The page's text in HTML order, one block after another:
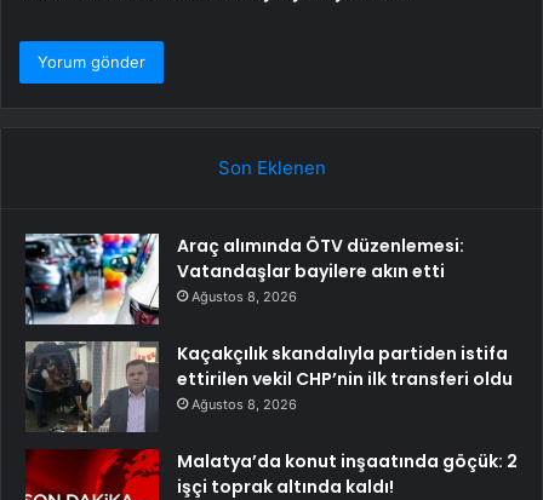
Son Eklenen
Araç alımında ÖTV düzenlemesi:
Vatandaşlar bayilere akın etti
Ağustos 8, 2026
Kaçakçılık skandalıyla partiden istifa
ettirilen vekil CHP’nin ilk transferi oldu
Ağustos 8, 2026
Malatya’da konut inşaatında göçük: 2
işçi toprak altında kaldı!